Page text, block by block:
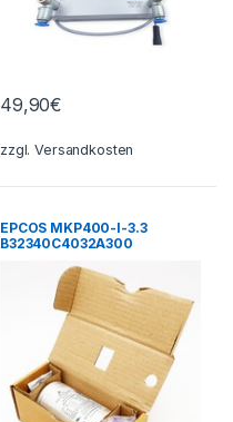
49,90€
zzgl.Versandkosten
EPCOS MKP400-I-3.3
B32340C4032A300
unused/OVP-